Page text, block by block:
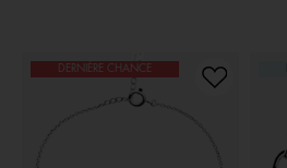
DERNIÈRE CHANCE